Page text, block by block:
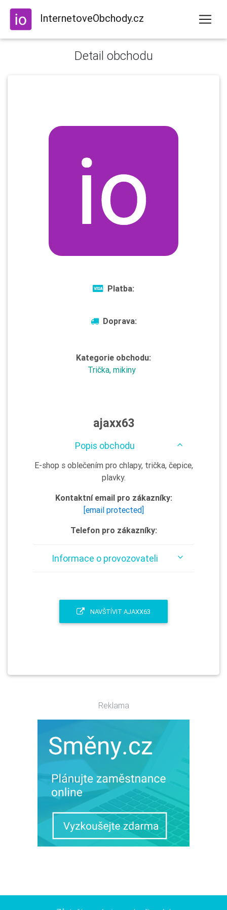
InternetoveObchody.cz
Detail obchodu
Platba:
Doprava:
Kategorie obchodu:
Trička, mikiny
ajaxx63
Popis obchodu
E-shop s oblečením pro chlapy, trička, čepice,
plavky.
Kontaktní email pro zákazníky:
[email protected]
Telefon pro zákazníky:
Informace o provozovateli
NAVŠTÍVIT AJAXX63
Reklama